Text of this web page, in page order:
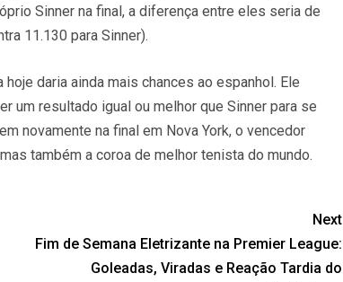
Sinner na final, a diferença entre eles seria de
11.130 para Sinner).
hoje daria ainda mais chances ao espanhol. Ele
um resultado igual ou melhor que Sinner para se
novamente na final em Nova York, o vencedor
também a coroa de melhor tenista do mundo.
Next
Fim de Semana Eletrizante na Premier League:
Goleadas, Viradas e Reação Tardia do